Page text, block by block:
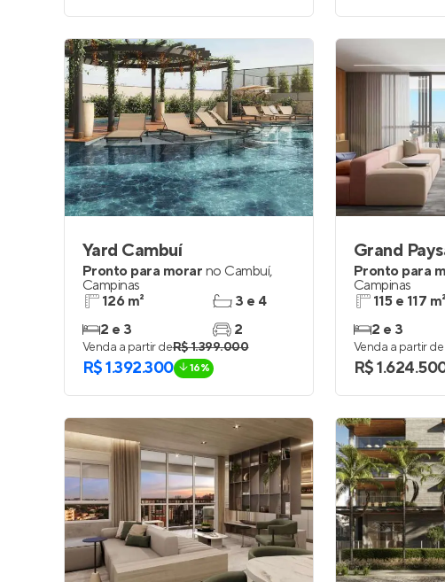
Yard Cambuí
Pronto para morar no Cambuí,
Campinas
126 m²
2 e 3
3 e 4
2
Venda a partir deR$ 1.399.000
R$ 1.392.300 16%
Grand
Pronto para
Campinas
115 e 117 m²
2 e 3
Venda a partir de
R$